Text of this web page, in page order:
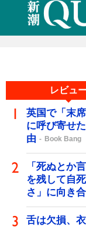
レビュ
英国で「末
に呼び寄せ
由
Book Bang
「死ぬとか
を残して自
さ」に向き
舌は欠損、